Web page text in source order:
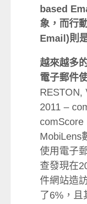
based
象，而行
Email)則
越來越多
電子郵件
RESTON,
2011 –
comScore
MobiLens
使用電子
查發現在
件網站造
了6%，且